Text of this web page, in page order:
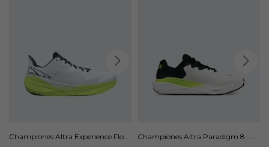
Championes Altra Experience Flow
Championes Altra Paradigm 8 -